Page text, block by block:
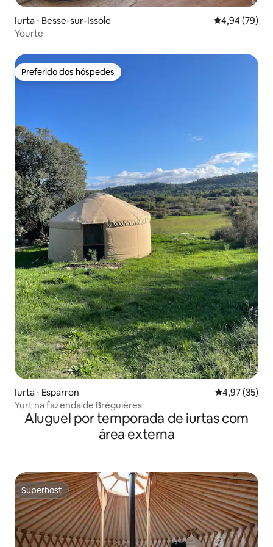
Iurta ⋅ Besse-sur-Issole 4,94 de uma
4,94 (79)
Yourte
Preferido dos hóspedes
Preferido dos hóspedes
Iurta ⋅ Esparron 4,97 de uma
4,97 (35)
Yurt na fazenda de Bréguières
Aluguel por temporada de iurtas com
área externa
Superhost
Superhost